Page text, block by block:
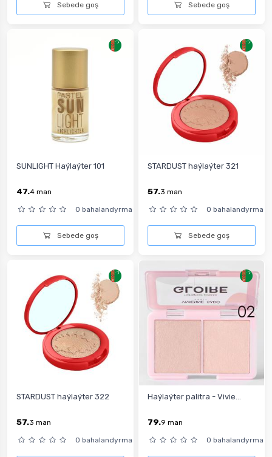
Sebede goş Sebede goş
SUNLIGHT Haýlaýter 101
47.4 man
0 bahalandyrma
Sebede goş
STARDUST haýlaýter 321
57.3 man
0 bahalandyrma
Sebede goş
STARDUST haýlaýter 322
57.3 man
0 bahalandyrma
Haýlaýter palitra - Vivie...
79.9 man
0 bahalandyrma